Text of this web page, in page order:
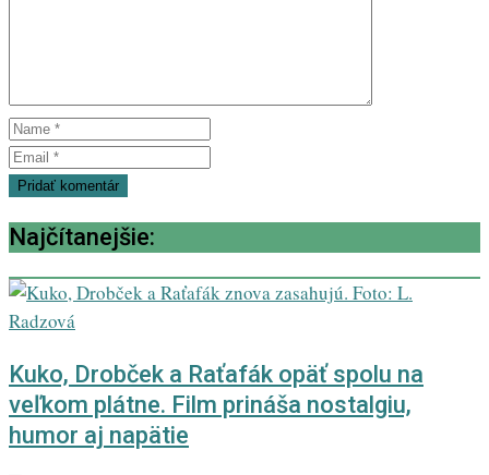
Najčítanejšie:
Kuko, Drobček a Raťafák opäť spolu na
veľkom plátne. Film prináša nostalgiu,
humor aj napätie